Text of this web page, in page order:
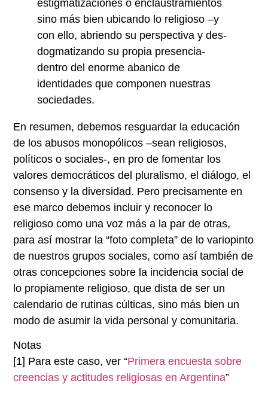
estigmatizaciones o enclaustramientos
sino más bien ubicando lo religioso –y
con ello, abriendo su perspectiva y des-
dogmatizando su propia presencia-
dentro del enorme abanico de
identidades que componen nuestras
sociedades.
En resumen, debemos resguardar la educación
de los abusos monopólicos –sean religiosos,
políticos o sociales-, en pro de fomentar los
valores democráticos del pluralismo, el diálogo, el
consenso y la diversidad. Pero precisamente en
ese marco debemos incluir y reconocer lo
religioso como una voz más a la par de otras,
para así mostrar la “foto completa” de lo variopinto
de nuestros grupos sociales, como así también de
otras concepciones sobre la incidencia social de
lo propiamente religioso, que dista de ser un
calendario de rutinas cúlticas, sino más bien un
modo de asumir la vida personal y comunitaria.
Notas
[1] Para este caso, ver “Primera encuesta sobre
creencias y actitudes religiosas en Argentina”